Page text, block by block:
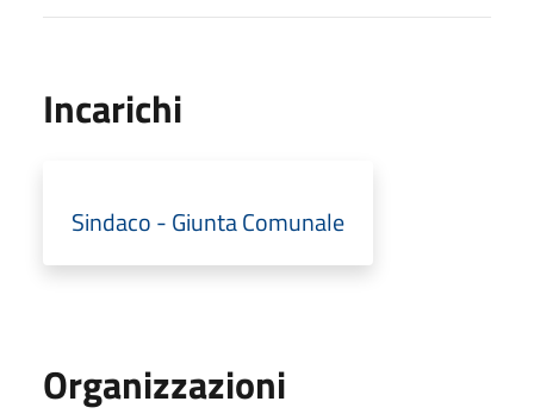
Incarichi
Sindaco - Giunta Comunale
Organizzazioni